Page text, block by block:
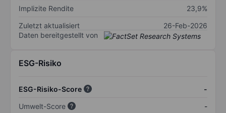
Implizite Rendite
23,9%
Zuletzt aktualisiert
26-Feb-2026
Daten bereitgestellt von
ESG-Risiko
ESG-Risiko-Score
-
Umwelt-Score
-